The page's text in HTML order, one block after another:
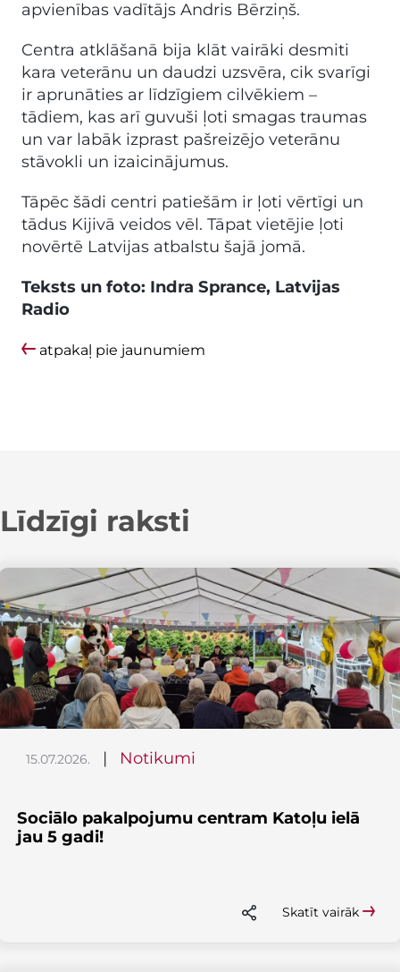
apvienības vadītājs Andris Bērziņš.
Centra atklāšanā bija klāt vairāki desmiti
kara veterānu un daudzi uzsvēra, cik svarīgi
ir aprunāties ar līdzīgiem cilvēkiem –
tādiem, kas arī guvuši ļoti smagas traumas
un var labāk izprast pašreizējo veterānu
stāvokli un izaicinājumus.
Tāpēc šādi centri patiešām ir ļoti vērtīgi un
tādus Kijivā veidos vēl. Tāpat vietējie ļoti
novērtē Latvijas atbalstu šajā jomā.
Teksts un foto: Indra Sprance, Latvijas
Radio
atpakaļ pie jaunumiem
Līdzīgi raksti
15.07.2026. | Notikumi
Sociālo pakalpojumu centram Katoļu ielā
jau 5 gadi!
Skatīt vairāk